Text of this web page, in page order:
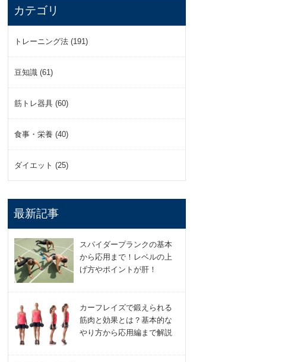
カテゴリ
トレーニング法 (191)
豆知識 (61)
筋トレ器具 (60)
食事・栄養 (40)
ダイエット (25)
最新記事
スパイダープランクの基本
から応用まで！レベルの上
げ方やポイントが肝！
カーフレイズで鍛えられる
筋肉と効果とは？基本的な
やり方から応用編まで解説